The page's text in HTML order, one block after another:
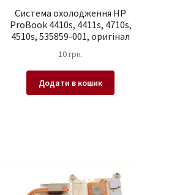
Система охолодження HP
ProBook 4410s, 4411s, 4710s,
4510s, 535859-001, оригінал
10грн.
Додати в кошик